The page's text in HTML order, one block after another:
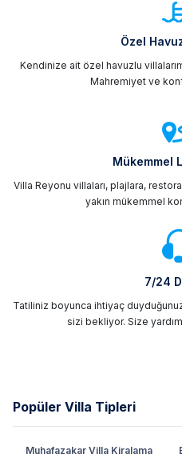
Özel
Kendinize ait özel havuzlu
Mahremiyet ve
Mükemmel
Villa Reyonu villaları, plajlara,
yakın mükemmel
7/24
Tatiliniz boyunca ihtiyaç
sizi bekliyor. Size
Popüler Villa Tipleri
Muhafazakar Villa Kiralama